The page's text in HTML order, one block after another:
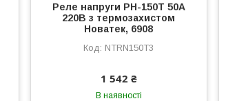
Реле напруги РН-150Т 50А
220В з термозахистом
Новатек, 6908
NTRN150T3
1 542 ₴
В наявності